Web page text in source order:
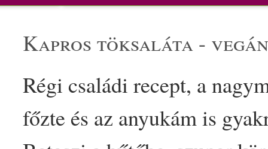
kapros töksaláta -
Régi családi recept, a
főzte és az anyukám is